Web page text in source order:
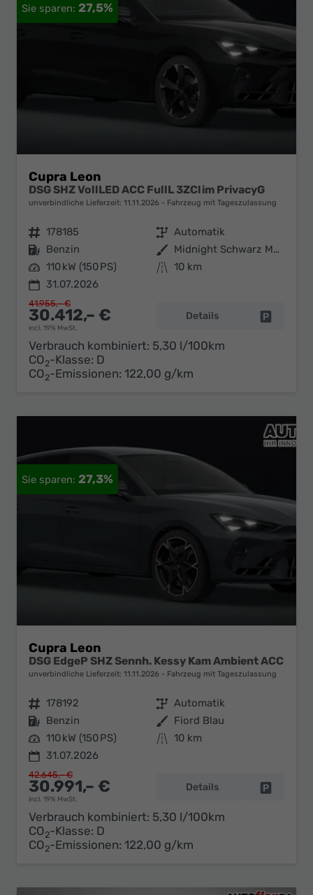
27,5%
Cupra Leon
DSG SHZ VollLED ACC FullL 3ZClim PrivacyG
unverbindliche Lieferzeit: 11.11.2026 Fahrzeug mit Tageszulassung
Fahrzeugnr. 178185 Getriebe Automatik
Kraftstoff Benzin Außenfarbe
Midnight Schwarz Metallic
Leistung 110 kW (150 PS) Kilometerstand 10 km
31.07.2026
30.412,– €
incl. 19% MwSt.
41.955,– €
Details
Verbrauch kombiniert: 5,30 l/100km
CO2-Klasse: D
CO2-Emissionen: 122,00 g/km
27,3%
Cupra Leon
DSG EdgeP SHZ Sennh. Kessy Kam Ambient ACC
unverbindliche Lieferzeit: 11.11.2026 Fahrzeug mit Tageszulassung
Fahrzeugnr. 178192 Getriebe Automatik
Kraftstoff Benzin Außenfarbe Fiord Blau
Leistung 110 kW (150 PS) Kilometerstand 10 km
31.07.2026
30.991,– €
incl. 19% MwSt.
42.645,– €
Details
Verbrauch kombiniert: 5,30 l/100km
CO2-Klasse: D
CO2-Emissionen: 122,00 g/km